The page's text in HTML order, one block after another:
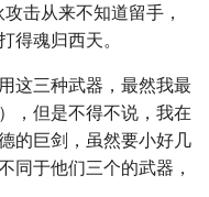
击从来不知道留手，
得魂归西天。
这三种武器，最然我最
，但是不得不说，我在
的巨剑，虽然要小好几
同于他们三个的武器，